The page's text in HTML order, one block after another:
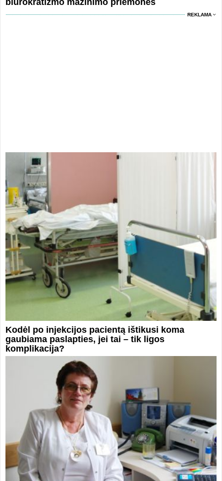
REKLAMA
Kodėl po injekcijos pacientą ištikusi koma
gaubiama paslapties, jei tai – tik ligos
komplikacija?